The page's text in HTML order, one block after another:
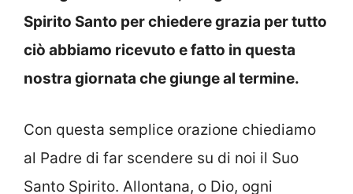
Spirito Santo per chiedere grazia per tutto
ciò abbiamo ricevuto e fatto in questa
nostra giornata che giunge al termine.
Con questa semplice orazione chiediamo
al Padre di far scendere su di noi il Suo
Santo Spirito. Allontana, o Dio, ogni